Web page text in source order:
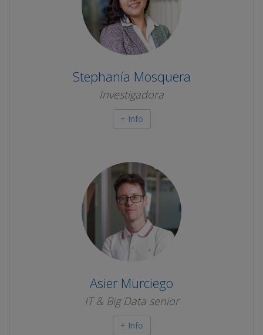
Stephanía Mosquera
Investigadora
+ Info
Asier Murciego
IT & Big Data senior
+ Info